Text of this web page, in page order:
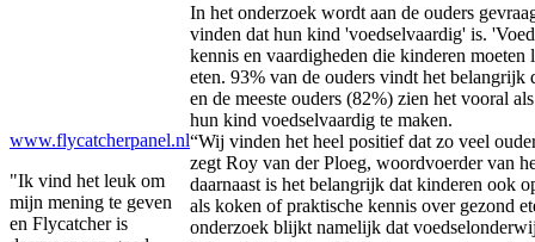
www.flycatcherpanel.nl
"Ik vind het leuk om
mijn mening te geven
en Flycatcher is
In het onderzoek wordt aan de ouders
vinden dat hun kind 'voedselvaardig' is.
kennis en vaardigheden die kinderen moeten
eten. 93% van de ouders vindt het belangrijk
en de meeste ouders (82%) zien het vooral
hun kind voedselvaardig te maken.
“Wij vinden het heel positief dat zo veel
zegt Roy van der Ploeg, woordvoerder van
daarnaast is het belangrijk dat kinderen ook
als koken of praktische kennis over gezond
onderzoek blijkt namelijk dat